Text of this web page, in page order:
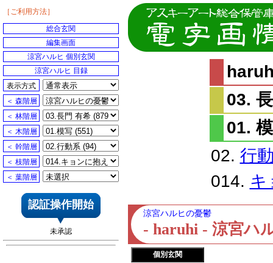
03.
01.
02. 行
014. キ
涼宮ハルヒの憂鬱
- haruhi - 涼宮ハ
個別玄関
［ご利用方法］
総合玄関
編集画面
涼宮ハルヒ 個別玄関
涼宮ハルヒ 目録
表示方式
＜ 森階層
＜ 林階層
＜ 木階層
＜ 幹階層
＜ 枝階層
＜ 葉階層
認証操作開始
未承認